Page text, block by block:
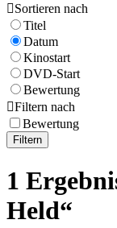
Sortieren nach
Titel
Datum
Kinostart
DVD-Start
Bewertung
Filtern nach
Bewertung
Filtern
1
Held“